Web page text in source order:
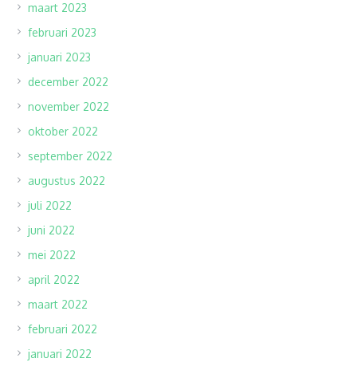
maart 2023
februari 2023
januari 2023
december 2022
november 2022
oktober 2022
september 2022
augustus 2022
juli 2022
juni 2022
mei 2022
april 2022
maart 2022
februari 2022
januari 2022